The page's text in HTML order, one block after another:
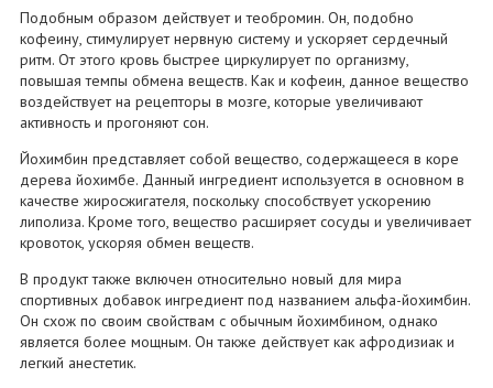
Подобным образом действует и теобромин. Он, подобно
кофеину, стимулирует нервную систему и ускоряет сердечный
ритм. От этого кровь быстрее циркулирует по организму,
повышая темпы обмена веществ. Как и кофеин, данное вещество
воздействует на рецепторы в мозге, которые увеличивают
активность и прогоняют сон.
Йохимбин представляет собой вещество, содержащееся в коре
дерева йохимбе. Данный ингредиент используется в основном в
качестве жиросжигателя, поскольку способствует ускорению
липолиза. Кроме того, вещество расширяет сосуды и увеличивает
кровоток, ускоряя обмен веществ.
В продукт также включен относительно новый для мира
спортивных добавок ингредиент под названием альфа-йохимбин.
Он схож по своим свойствам с обычным йохимбином, однако
является более мощным. Он также действует как афродизиак и
легкий анестетик.